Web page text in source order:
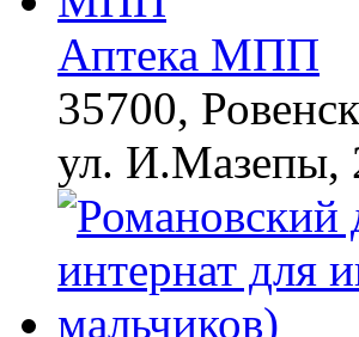
Аптека МПП
35700,
ул. И.Мазепы,